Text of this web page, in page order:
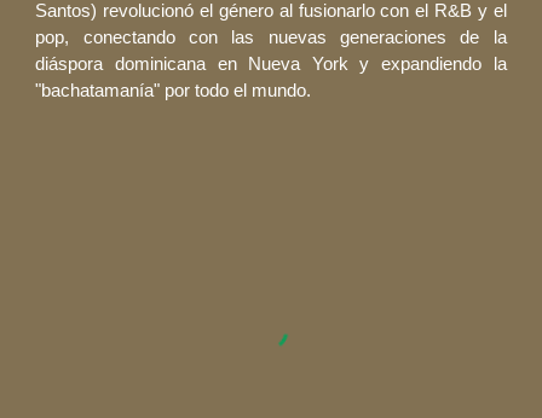
Santos) revolucionó el género al fusionarlo con el R&B y el
pop, conectando con las nuevas generaciones de la
diáspora dominicana en Nueva York y expandiendo la
"bachatamanía" por todo el mundo.